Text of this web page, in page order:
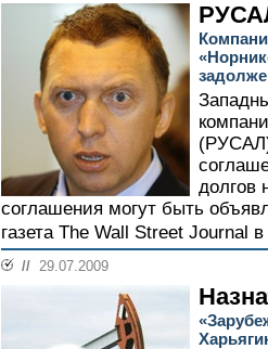
долгов
соглашения могут быть
газета The Wall Street Journal
// 29.07.2009